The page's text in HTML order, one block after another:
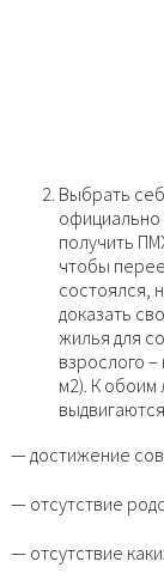
Выбрать
официально
получить
чтобы
состоялся,
доказать
жилья для
взрослого
м2). К
— достижение
— отсутствие
— отсутствие